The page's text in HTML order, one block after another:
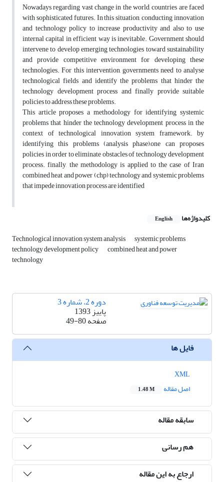
Nowadays regarding vast change in the world, countries are faced
with sophisticated futures. In this situation, conducting innovation
and technology policy to increase productivity and also to use
internal capital in efficient way is inevitable. Government should
intervene to develop emerging technologies toward sustainability
and provide competitive environment for developing these
technologies. For this intervention, governments need to analyse
technological fields and identify the problems that hinder the
technology development process and finally provide suitable
policies to address these problems.
This article proposes a methodology for identifying systemic
problems that hinder the technology development process in the
context of technological innovation system framework. by
identifying this problems (analysis phase),one can proposes
policies in order to eliminate obstacles of technology development
process. finally, the methodology is applied to the case of Iran
combined heat and power (chp) technology and systemic problems
that impede innovation process are identified
کلیدواژه‌ها English
Technological innovation system analysis systemic problems
technology development policy combined heat and power
technology
دوره 2، شماره 3
پاییز 1393
صفحه49-80
فایل ها
اصل مقاله
1.48 M
سابقه مقاله
هم رسانی
ارجاع به این مقاله